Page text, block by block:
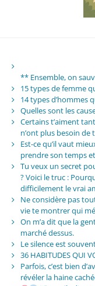
** Ensemble, on
15 types de femme
14 types d’hommes
Quelles sont les
Certains t’aiment
n’ont plus besoin de
Est-ce qu’il vaut
prendre son temps
Tu veux un secret
? Voici le truc :
difficilement le vrai
Ne considère pas
vie te montrer qui
On m’a dit que la
marché dessus.
Le silence est
36 HABITUDES QUI
Parfois, c’est bien
révéler la haine